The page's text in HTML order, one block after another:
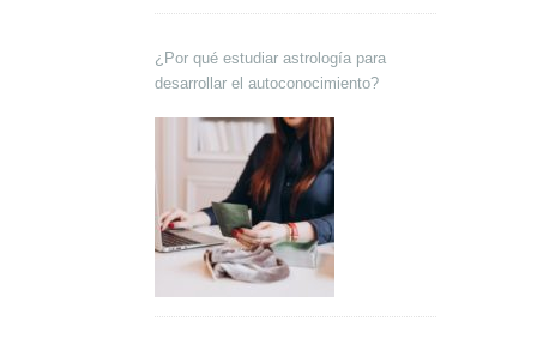
¿Por qué estudiar astrología para
desarrollar el autoconocimiento?